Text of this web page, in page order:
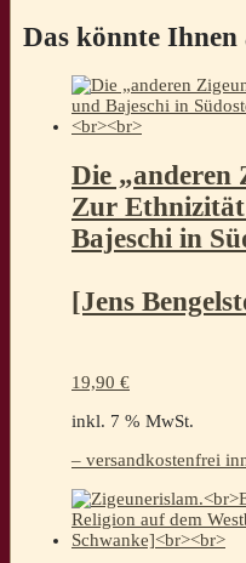
Das könnte
Die „anderen
Zur
Bajeschi in
[Jens
19,90 €
inkl. 7 % MwSt.
– versandkostenfrei